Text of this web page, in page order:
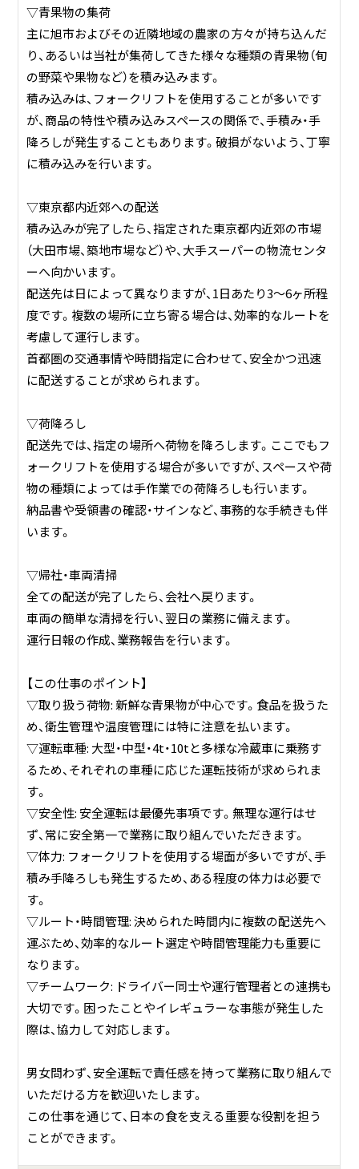
▽青果物の集荷
主に旭市およびその近隣地域の農家の方々が持ち込んだ
り、あるいは当社が集荷してきた様々な種類の青果物（旬
の野菜や果物など）を積み込みます。
積み込みは、フォークリフトを使用することが多いです
が、商品の特性や積み込みスペースの関係で、手積み・手
降ろしが発生することもあります。破損がないよう、丁寧
に積み込みを行います。
▽東京都内近郊への配送
積み込みが完了したら、指定された東京都内近郊の市場
（大田市場、築地市場など）や、大手スーパーの物流センタ
ーへ向かいます。
配送先は日によって異なりますが、1日あたり3〜6ヶ所程
度です。複数の場所に立ち寄る場合は、効率的なルートを
考慮して運行します。
首都圏の交通事情や時間指定に合わせて、安全かつ迅速
に配送することが求められます。
▽荷降ろし
配送先では、指定の場所へ荷物を降ろします。ここでもフ
ォークリフトを使用する場合が多いですが、スペースや荷
物の種類によっては手作業での荷降ろしも行います。
納品書や受領書の確認・サインなど、事務的な手続きも伴
います。
▽帰社・車両清掃
全ての配送が完了したら、会社へ戻ります。
車両の簡単な清掃を行い、翌日の業務に備えます。
運行日報の作成、業務報告を行います。
【この仕事のポイント】
▽取り扱う荷物: 新鮮な青果物が中心です。食品を扱うた
め、衛生管理や温度管理には特に注意を払います。
▽運転車種: 大型・中型・4t・10tと多様な冷蔵車に乗務す
るため、それぞれの車種に応じた運転技術が求められま
す。
▽安全性: 安全運転は最優先事項です。無理な運行はせ
ず、常に安全第一で業務に取り組んでいただきます。
▽体力: フォークリフトを使用する場面が多いですが、手
積み手降ろしも発生するため、ある程度の体力は必要で
す。
▽ルート・時間管理: 決められた時間内に複数の配送先へ
運ぶため、効率的なルート選定や時間管理能力も重要に
なります。
▽チームワーク: ドライバー同士や運行管理者との連携も
大切です。困ったことやイレギュラーな事態が発生した
際は、協力して対応します。
男女問わず、安全運転で責任感を持って業務に取り組んで
いただける方を歓迎いたします。
この仕事を通じて、日本の食を支える重要な役割を担う
ことができます。